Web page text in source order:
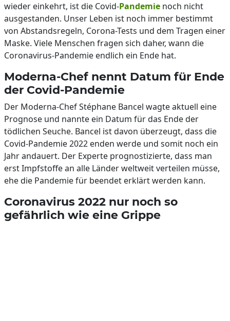
wieder einkehrt, ist die Covid-Pandemie noch nicht
ausgestanden. Unser Leben ist noch immer bestimmt
von Abstandsregeln, Corona-Tests und dem Tragen einer
Maske. Viele Menschen fragen sich daher, wann die
Coronavirus-Pandemie endlich ein Ende hat.
Moderna-Chef nennt Datum für Ende
der Covid-Pandemie
Der Moderna-Chef Stéphane Bancel wagte aktuell eine
Prognose und nannte ein Datum für das Ende der
tödlichen Seuche. Bancel ist davon überzeugt, dass die
Covid-Pandemie 2022 enden werde und somit noch ein
Jahr andauert. Der Experte prognostizierte, dass man
erst Impfstoffe an alle Länder weltweit verteilen müsse,
ehe die Pandemie für beendet erklärt werden kann.
Coronavirus 2022 nur noch so
gefährlich wie eine Grippe